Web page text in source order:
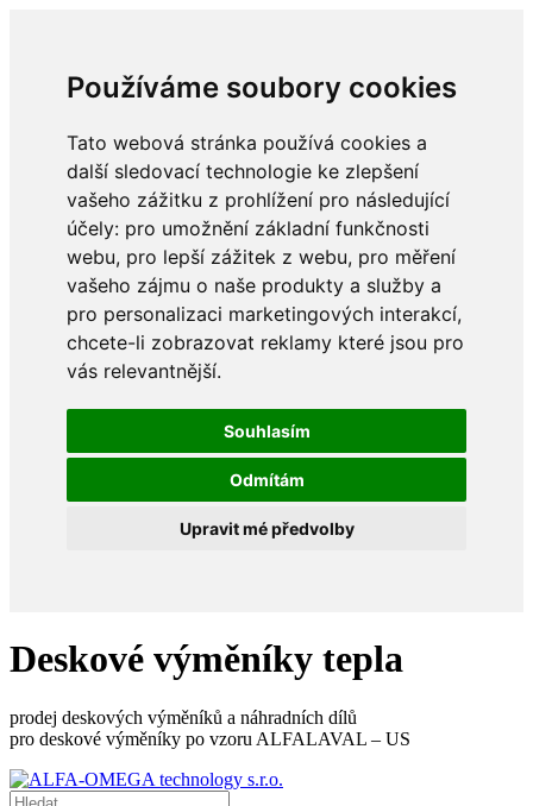
Používáme soubory cookies
Tato webová stránka používá cookies a
další sledovací technologie ke zlepšení
vašeho zážitku z prohlížení pro následující
účely: pro umožnění základní funkčnosti
webu, pro lepší zážitek z webu, pro měření
vašeho zájmu o naše produkty a služby a
pro personalizaci marketingových interakcí,
chcete-li zobrazovat reklamy které jsou pro
vás relevantnější.
Souhlasím
Odmítám
Upravit mé předvolby
Deskové výměníky tepla
prodej deskových výměníků a náhradních dílů
pro deskové výměníky po vzoru ALFALAVAL – US